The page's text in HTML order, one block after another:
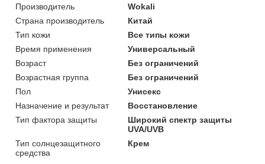
Производитель
Wokali
Страна производитель
Китай
Тип кожи
Все типы кожи
Время применения
Универсальный
Возраст
Без ограничений
Возрастная группа
Без ограничений
Пол
Унисекс
Назначение и результат
Восстановление
Тип фактора защиты
Широкий спектр защиты
UVA/UVB
Тип солнцезащитного
средства
Крем